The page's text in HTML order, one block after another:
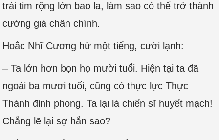
trái tim rộng lớn bao la, làm sao có thể trở thành
cường giả chân chính.
Hoắc Nhĩ Cương hừ một tiếng, cười lạnh:
– Ta lớn hơn bọn họ mười tuổi. Hiện tại ta đã
ngoài ba mươi tuổi, cũng có thực lực Thực
Thánh đỉnh phong. Ta lại là chiến sĩ huyết mạch!
Chẳng lẽ lại sợ hắn sao?